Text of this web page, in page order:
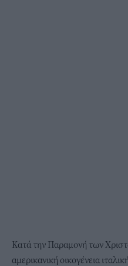
Κατά την Παραμονή των
αμερικανική οικογένεια